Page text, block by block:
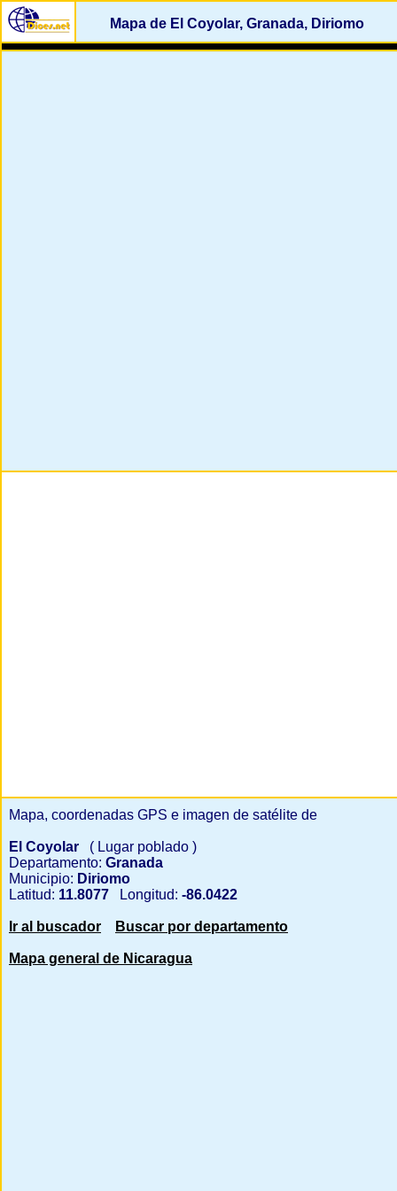
Mapa de El Coyolar, Granada, Diriomo
Mapa, coordenadas GPS e imagen de satélite de
El Coyolar
( Lugar poblado )
Departamento: Granada
Municipio: Diriomo
Latitud: 11.8077 Longitud: -86.0422
Ir al buscador Buscar por departamento
Mapa general de Nicaragua